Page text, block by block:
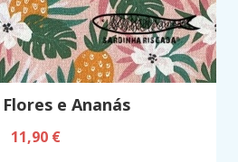
e Ananás
11,90 €